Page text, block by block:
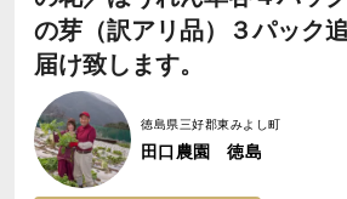
の芽（訳アリ品）３パック
届け致します。
徳島県三好郡東みよし町
田口農園 徳島